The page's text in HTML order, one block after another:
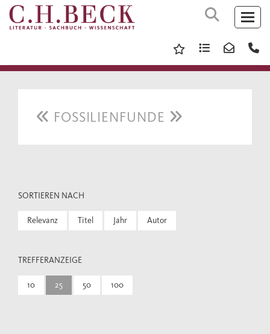
FOSSILIENFUNDE
SORTIEREN NACH
Relevanz Titel Jahr Autor
TREFFERANZEIGE
10 25 50 100